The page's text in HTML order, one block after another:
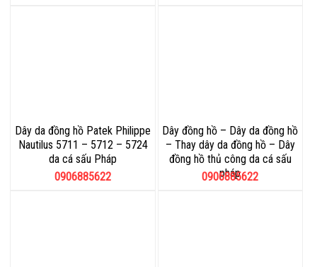
Dây da đồng hồ Patek Philippe
Nautilus 5711 – 5712 – 5724
da cá sấu Pháp
0906885622
Dây đồng hồ – Dây da đồng hồ
– Thay dây da đồng hồ – Dây
đồng hồ thủ công da cá sấu
pháp
0906885622